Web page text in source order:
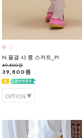
N.물결 샤 롱 스커트_PI
49,800원
39,800원
OPTION